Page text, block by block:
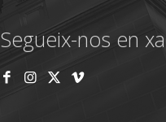
Segueix-nos en